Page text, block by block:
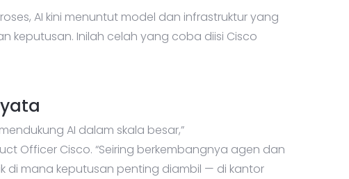
AI kini menuntut model dan infrastruktur yang
keputusan. Inilah celah yang coba diisi Cisco
AI dalam skala besar,”
Officer Cisco. “Seiring berkembangnya agen dan
di mana keputusan penting diambil — di kantor